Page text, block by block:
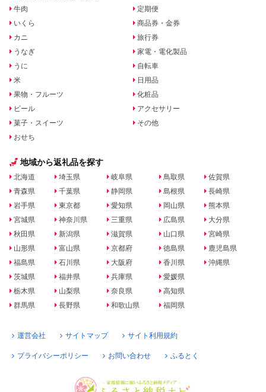
牛肉
いくら
カニ
うなぎ
うに
米
果物・フルーツ
ビール
菓子・スイーツ
おせち
定期便
商品券・金券
旅行券
家電・電化製品
自転車
日用品
化粧品
アクセサリー
その他
地域から返礼品を探す
北海道
青森県
岩手県
宮城県
秋田県
山形県
福島県
茨城県
栃木県
群馬県
埼玉県
千葉県
東京都
神奈川県
新潟県
富山県
石川県
福井県
山梨県
長野県
岐阜県
静岡県
愛知県
三重県
滋賀県
京都府
大阪府
兵庫県
奈良県
和歌山県
鳥取県
島根県
岡山県
広島県
山口県
徳島県
香川県
愛媛県
高知県
福岡県
佐賀県
長崎県
熊本県
大分県
宮崎県
鹿児島県
沖縄県
運営会社 サイトマップ サイト利用規約
プライバシーポリシー お問い合わせ ふるとく